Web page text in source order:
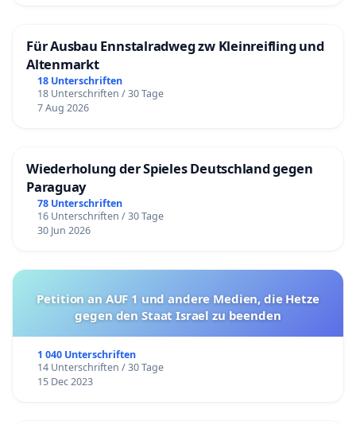
Da vorbezeichnete strafbare Verstöße gegen das
Tierschutzgesetz akruell andauern und weiter
fortgeführt werden, bitte ich um schnelle
Bearbeitung. Es wird um Eingangsbestätigung und
In Vertretung aller Unterzeichner
Britta Oettl
Für Ausbau Ennstalradweg zw Kleinreifling und
Altenmarkt
18 Unterschriften
18 Unterschriften / 30 Tage
7 Aug 2026
Wiederholung der Spieles Deutschland gegen
Paraguay
78 Unterschriften
16 Unterschriften / 30 Tage
30 Jun 2026
Petition an AUF 1 und andere Medien, die Hetze
gegen den Staat Israel zu beenden
1 040 Unterschriften
14 Unterschriften / 30 Tage
15 Dec 2023